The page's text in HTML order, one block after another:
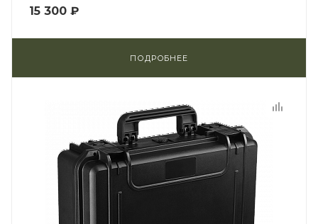
15 300 ₽
ПОДРОБНЕЕ